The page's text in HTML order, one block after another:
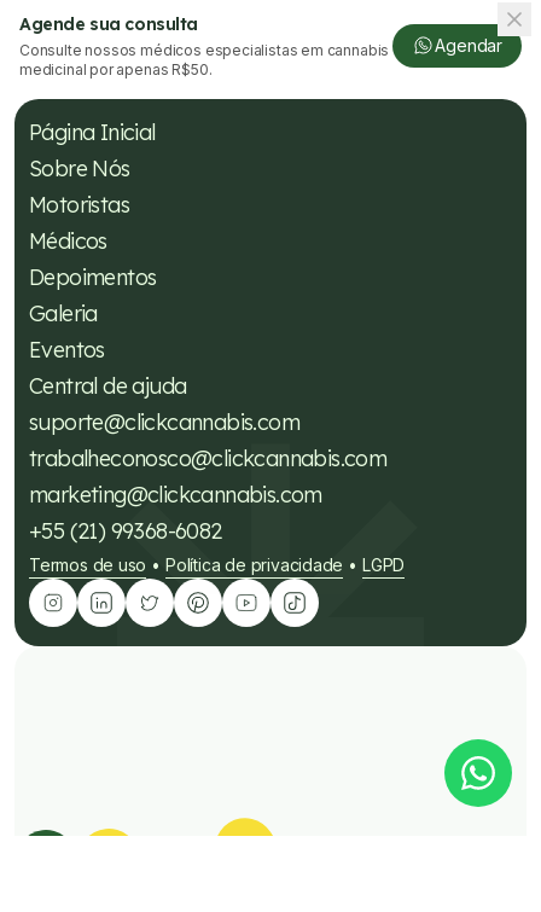
Agende sua consulta
Consulte nossos médicos especialistas em cannabis
medicinal por apenas R$50.
Agendar
Página Inicial
Sobre Nós
Motoristas
Médicos
Depoimentos
Galeria
Eventos
Central de ajuda
suporte@clickcannabis.com
trabalheconosco@clickcannabis.com
marketing@clickcannabis.com
+55 (21) 99368-6082
Termos de uso • Política de privacidade • LGPD